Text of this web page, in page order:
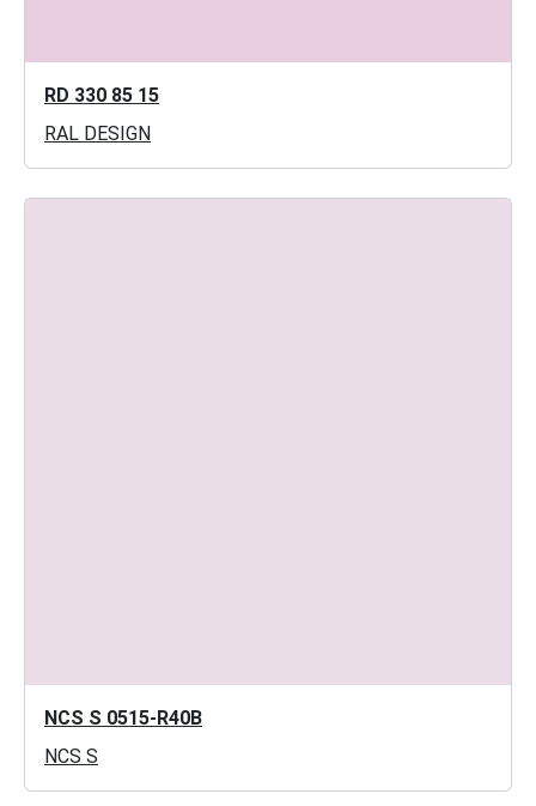
RD 330 85 15
RAL DESIGN
NCS S 0515-R40B
NCS S